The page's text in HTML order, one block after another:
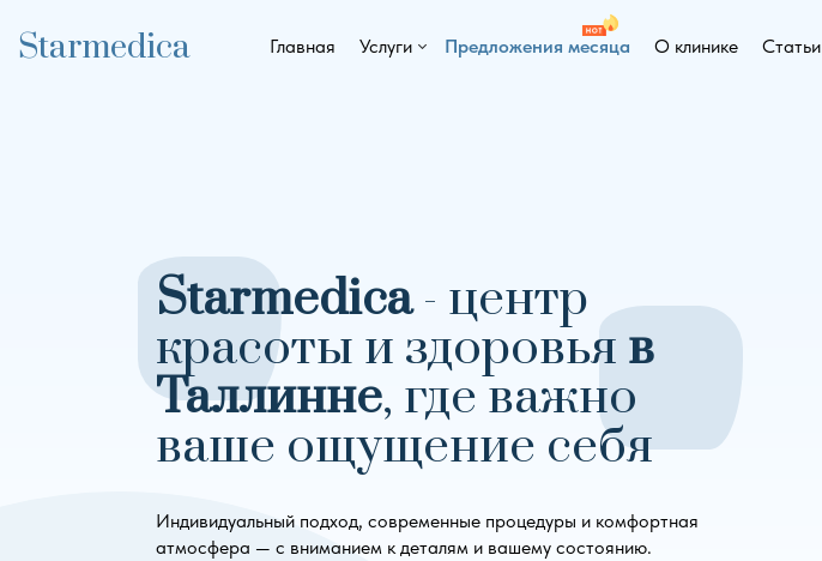
Starmedica Главная Услуги Предложения месяца О клинике Статьи
Starmedica- центр
красоты и здоровья в
Таллинне, где важно
ваше ощущение себя
Индивидуальный подход, современные процедуры и комфортная
атмосфера — с вниманием к деталям и вашему состоянию.